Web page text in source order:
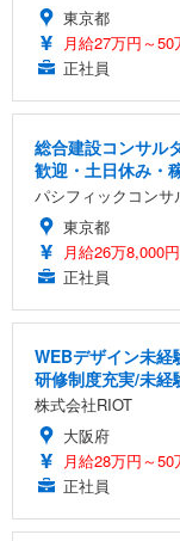
東京都
月給27万円～50
正社員
総合建設コンサル
歓迎・土日休み・
パシフィックコンサ
東京都
月給26万8,000
正社員
WEBデザイン未
研修制度充実/未経
株式会社RIOT
大阪府
月給28万円～50
正社員